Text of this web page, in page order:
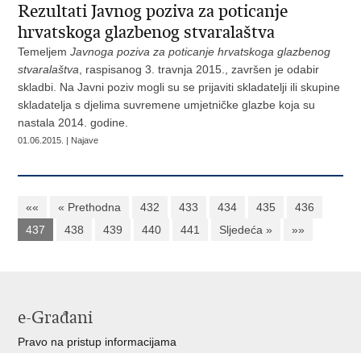
Rezultati Javnog poziva za poticanje
hrvatskoga glazbenog stvaralaštva
TemeljemJavnoga poziva za poticanje hrvatskoga glazbenog
stvaralaštva , raspisanog 3. travnja 2015., završen je odabir
skladbi. Na Javni poziv mogli su se prijaviti skladatelji ili skupine
skladatelja s djelima suvremene umjetničke glazbe koja su
nastala 2014. godine.
01.06.2015. | Najave
«« « Prethodna 432 433 434 435
436
437
438 439 440 441 Sljedeća » »»
e-Građani
Pravo na pristup informacijama